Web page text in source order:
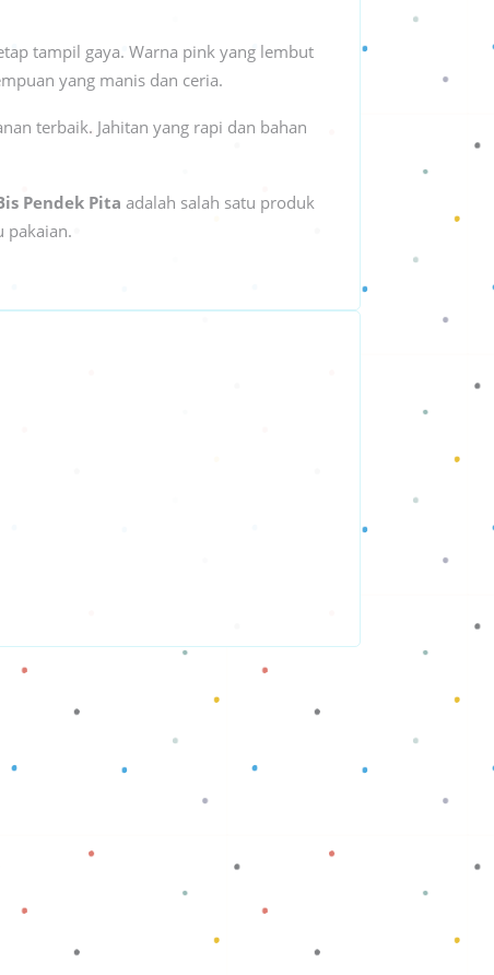
tampil gaya. Warna pink yang lembut
yang manis dan ceria.
terbaik. Jahitan yang rapi dan bahan
Pendek Pita adalah salah satu produk
pakaian.